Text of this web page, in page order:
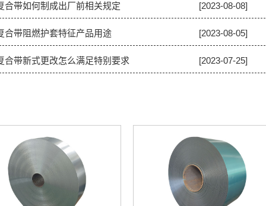
合带如何制成出厂前相关规定 [2023-08-08]
合带阻燃护套特征产品用途 [2023-08-05]
合带新式更改怎么满足特别要求 [2023-07-25]